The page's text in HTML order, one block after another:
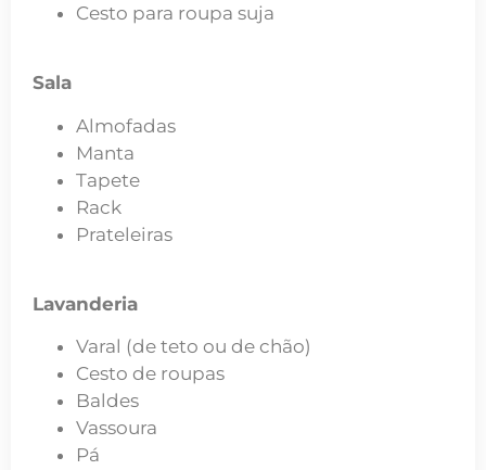
Cesto para roupa suja
Sala
Almofadas
Manta
Tapete
Rack
Prateleiras
Lavanderia
Varal (de teto ou de chão)
Cesto de roupas
Baldes
Vassoura
Pá